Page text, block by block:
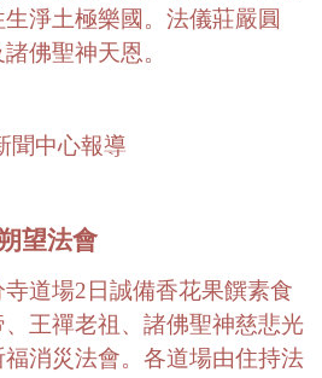
淨土極樂國。法儀莊嚴圓
佛聖神天恩。
聞中心報導
望法會
寺道場2 日誠備香花果饌素食
王禪老祖、諸佛聖神慈悲光
消災法會。各道場由住持法